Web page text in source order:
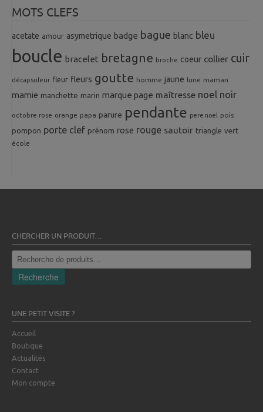
MOTS CLEFS
acetate amour asymetrique badge bague blanc bleu
boucle bracelet bretagne broche coeur collier cuir
décapsuleur fleur fleurs goutte homme jaune lune maman
mamie manchette marin marque page maîtresse noel noir
octobre rose orange papa parure pendante pere noel pois
pompon porte clef prénom rose rouge sautoir triangle vert
école
CHERCHER UN PRODUIT…
Recherche
pour :
Recherche
UNE PETIT VISITE ?
Accueil
Boutique
Actualités
Contact
Mon compte